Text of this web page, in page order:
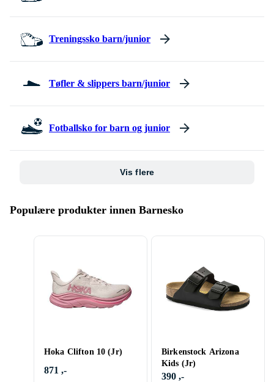
Treningssko barn/junior
Tøfler & slippers barn/junior
Fotballsko for barn og junior
Vis flere
Populære produkter innen Barnesko
Hoka Clifton 10 (Jr)
871 ,-
Birkenstock Arizona
Kids (Jr)
390 ,-